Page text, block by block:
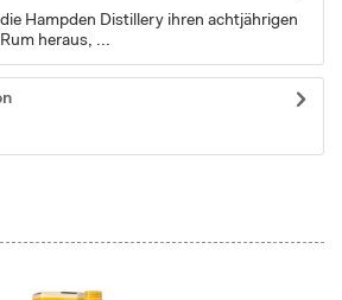
Hampden Distillery ihren achtjährigen
heraus, ...